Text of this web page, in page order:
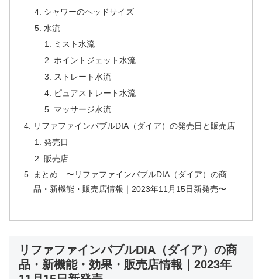
シャワーのヘッドサイズ
水流
ミスト水流
ポイントジェット水流
ストレート水流
ピュアストレート水流
マッサージ水流
リファファインバブルDIA（ダイア）の発売日と販売店
発売日
販売店
まとめ 〜リファファインバブルDIA（ダイア）の商
品・新機能・販売店情報｜2023年11月15日新発売〜
リファファインバブルDIA（ダイア）の商
品・新機能・効果・販売店情報｜2023年